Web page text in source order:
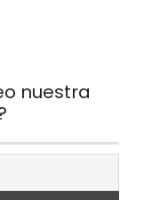
nuestra